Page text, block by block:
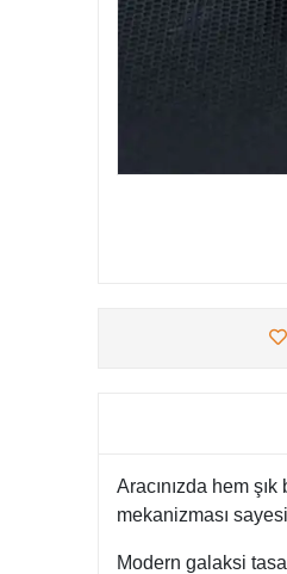
Aracınızda hem
mekanizması
Modern galaksi